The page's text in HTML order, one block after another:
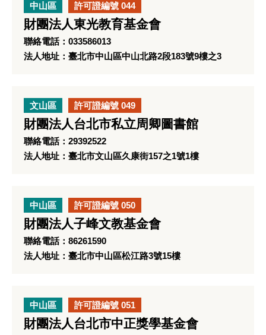
中山區 許可證編號 044
財團法人東光教育基金會
聯絡電話：033586013
法人地址：臺北市中山區中山北路2段183號9樓之3
文山區 許可證編號 049
財團法人台北市私立周卿圖書館
聯絡電話：29392522
法人地址：臺北市文山區久康街157之1號1樓
中山區 許可證編號 050
財團法人子峰文教基金會
聯絡電話：86261590
法人地址：臺北市中山區松江路3號15樓
中山區 許可證編號 051
財團法人台北市中正獎學基金會